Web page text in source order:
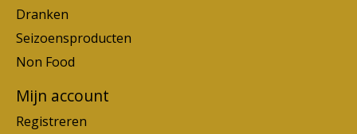
Dranken
Seizoensproducten
Non Food
Mijn account
Registreren